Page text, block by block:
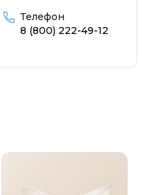
Телефон
8 (800) 222-49-12